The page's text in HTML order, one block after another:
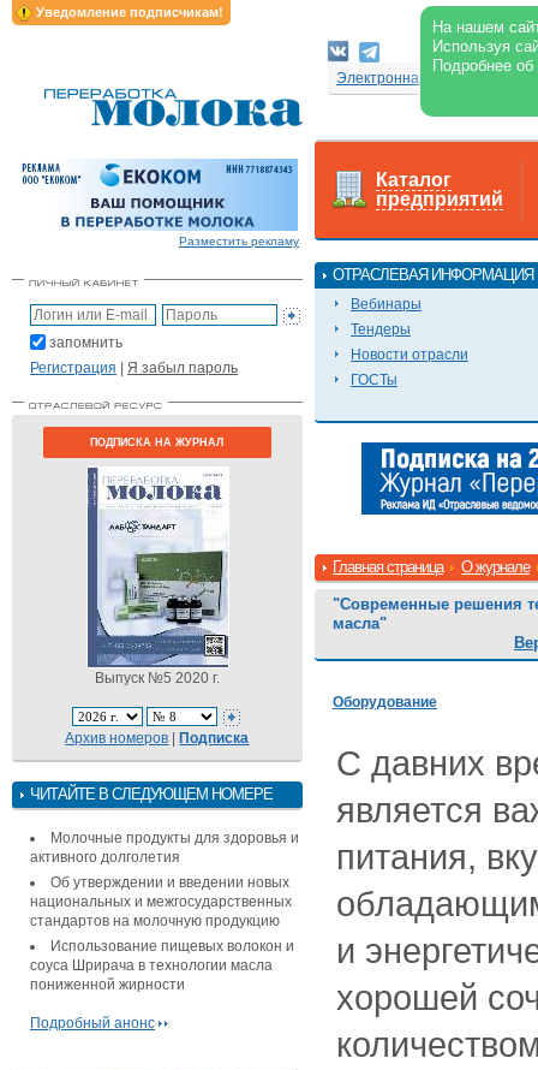
Уведомление подписчикам!
На нашем
Используя
Подробнее
Электронная версия
Разместить рекламу
запомнить
Регистрация | Я забыл пароль
ПОДПИСКА НА ЖУРНАЛ
Выпуск №5 2020 г.
Архив номеров |Подписка
ЧИТАЙТЕ В СЛЕДУЮЩЕМ НОМЕРЕ
Молочные продукты для здоровья и
активного долголетия
Об утверждении и введении новых
национальных и межгосударственных
стандартов на молочную продукцию
Использование пищевых волокон и
соуса Шрирача в технологии масла
пониженной жирности
Подробный анонс
Каталог
предприятий
ОТРАСЛЕВАЯ ИНФОРМАЦИЯ
Вебинары
Тендеры
Новости отрасли
ГОСТы
Главная страница О журнале
"Современные решения
масла"
Оборудование
С давних
является
питания,
и
хорошей